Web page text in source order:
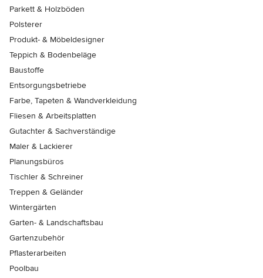
Parkett & Holzböden
Polsterer
Produkt- & Möbeldesigner
Teppich & Bodenbeläge
Baustoffe
Entsorgungsbetriebe
Farbe, Tapeten & Wandverkleidung
Fliesen & Arbeitsplatten
Gutachter & Sachverständige
Maler & Lackierer
Planungsbüros
Tischler & Schreiner
Treppen & Geländer
Wintergärten
Garten- & Landschaftsbau
Gartenzubehör
Pflasterarbeiten
Poolbau